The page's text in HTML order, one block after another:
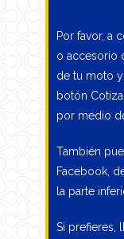
Por favor, a
o accesorio
de tu moto
botón
por medio
También
Facebook,
la parte
Si prefieres,